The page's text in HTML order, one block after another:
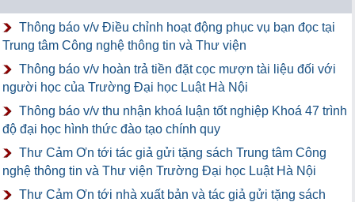
Thông báo v/v Điều chỉnh hoạt động phục vụ bạn đọc tại
Trung tâm Công nghệ thông tin và Thư viện
Thông báo v/v hoàn trả tiền đặt cọc mượn tài liệu đối với
người học của Trường Đại học Luật Hà Nội
Thông báo v/v thu nhận khoá luận tốt nghiệp Khoá 47 trình
độ đại học hình thức đào tạo chính quy
Thư Cảm Ơn tới tác giả gửi tặng sách Trung tâm Công
nghệ thông tin và Thư viện Trường Đại học Luật Hà Nội
Thư Cảm Ơn tới nhà xuất bản và tác giả gửi tặng sách